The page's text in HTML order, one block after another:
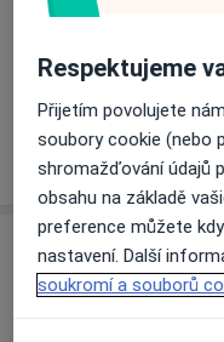
Ceník
Informace o
Adresy (2)
Respektujeme
Přijetím povolujete
soubory cookie (nebo
shromažďování údajů
obsahu na základě
preference můžete
nastavení. Další
soukromí a souborů